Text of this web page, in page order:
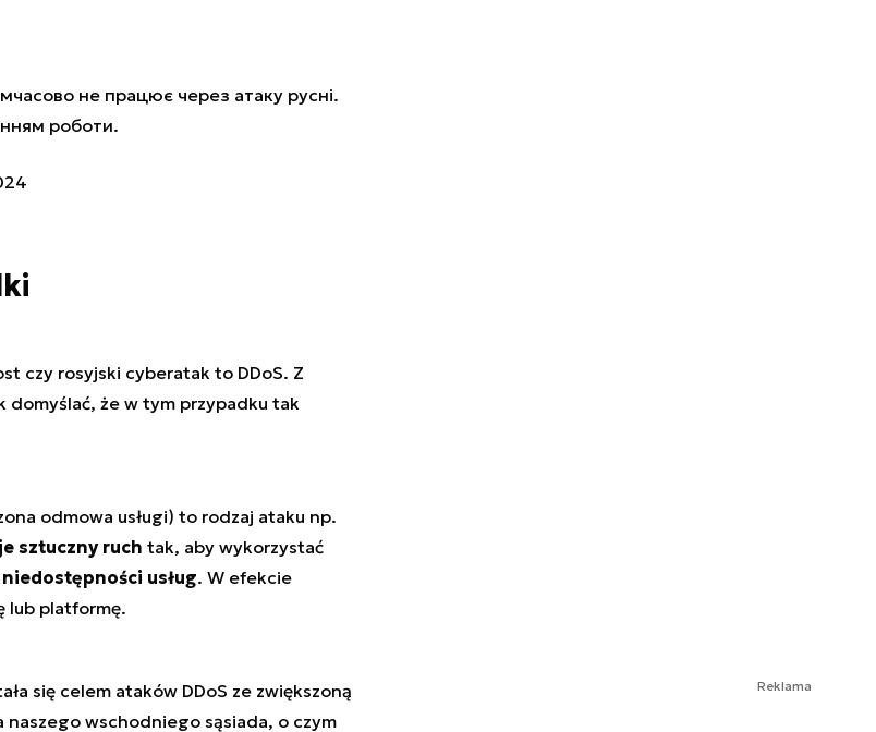
не працює через атаку русні.
роботи.
czy rosyjski cyberatak to DDoS. Z
że w tym przypadku tak
odmowa usługi) to rodzaj ataku np.
sztuczny ruch tak, aby wykorzystać
niedostępności usług. W efekcie
lub platformę.
się celem ataków DDoS ze zwiększoną
wschodniego sąsiada, o czym
Reklama